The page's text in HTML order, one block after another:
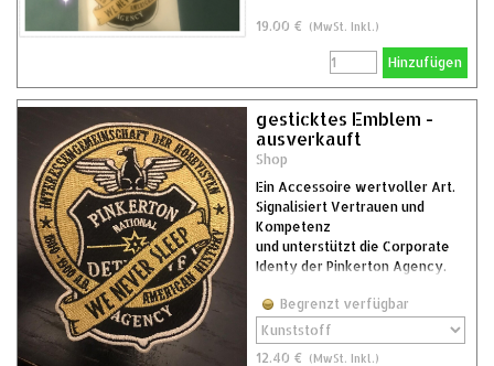
19.00 € (MwSt. Inkl.)
Hinzufügen
gesticktes Emblem -
ausverkauft
Shop
Ein Accessoire wertvoller Art.
Signalisiert Vertrauen und
Kompetenz
und unterstützt die Corporate
Identy der Pinkerton Agency.
Begrenzt verfügbar
12.40 € (MwSt. Inkl.)